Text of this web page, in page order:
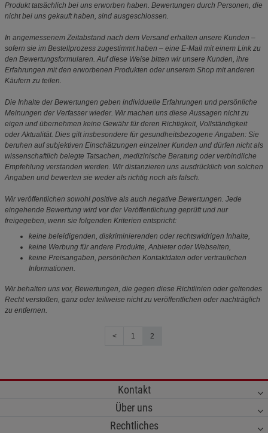
Produkt tatsächlich bei uns erworben haben. Bewertungen durch Personen, die
nicht bei uns gekauft haben, sind ausgeschlossen.
In angemessenem Zeitabstand nach dem Versand erhalten unsere Kunden –
sofern sie im Bestellprozess zugestimmt haben – eine E-Mail mit einem Link zu
den Bewertungsformularen. Auf diese Weise bitten wir unsere Kunden, ihre
Erfahrungen mit den erworbenen Produkten oder unserem Shop mit anderen
Käufern zu teilen.
Die Inhalte der Bewertungen geben individuelle Erfahrungen und persönliche
Meinungen der Verfasser wieder. Wir machen uns diese Aussagen nicht zu
eigen und übernehmen keine Gewähr für deren Richtigkeit, Vollständigkeit
oder Aktualität. Dies gilt insbesondere für gesundheitsbezogene Angaben: Sie
beruhen auf subjektiven Einschätzungen einzelner Kunden und dürfen nicht als
wissenschaftlich belegte Tatsachen, medizinische Beratung oder verbindliche
Empfehlung verstanden werden. Wir distanzieren uns ausdrücklich von solchen
Angaben und bewerten sie weder als richtig noch als falsch.
Wir veröffentlichen sowohl positive als auch negative Bewertungen. Jede
eingehende Bewertung wird vor der Veröffentlichung geprüft und nur
freigegeben, wenn sie folgenden Kriterien entspricht:
keine beleidigenden, diskriminierenden oder rechtswidrigen Inhalte,
keine Werbung für andere Produkte, Anbieter oder Webseiten,
keine Preisangaben, persönlichen Kontaktdaten oder vertraulichen
Informationen.
Wir behalten uns vor, Bewertungen, die gegen diese Richtlinien oder geltendes
Recht verstoßen, ganz oder teilweise nicht zu veröffentlichen oder nachträglich
zu entfernen.
< 1 2
Kontakt
Über uns
Rechtliches